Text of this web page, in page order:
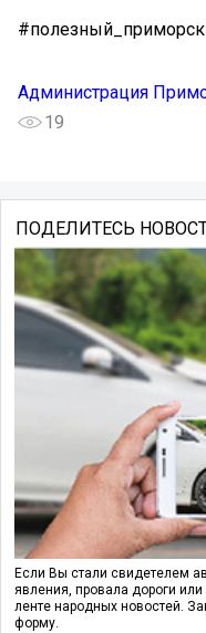
Администрация
19
ПОДЕЛИТЕСЬ
Если Вы стали свидетелем
явления, провала дороги
ленте народных новостей.
форму.